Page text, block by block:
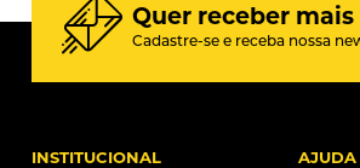
Quer receber
Cadastre-se e receba nossa
INSTITUCIONAL
AJUDA